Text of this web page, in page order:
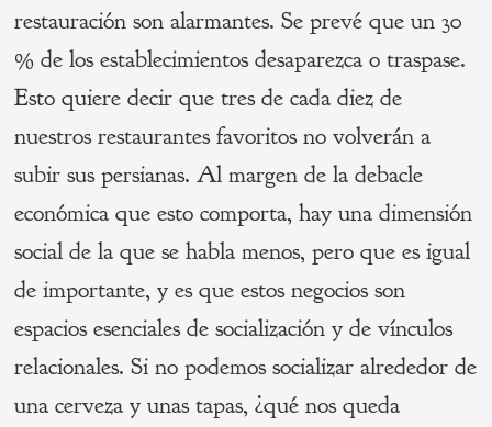
restauración son alarmantes. Se prevé que un 30
% de los establecimientos desaparezca o traspase.
Esto quiere decir que tres de cada diez de
nuestros restaurantes favoritos no volverán a
subir sus persianas. Al margen de la debacle
económica que esto comporta, hay una dimensión
social de la que se habla menos, pero que es igual
de importante, y es que estos negocios son
espacios esenciales de socialización y de vínculos
relacionales. Si no podemos socializar alrededor de
una cerveza y unas tapas, ¿qué nos queda